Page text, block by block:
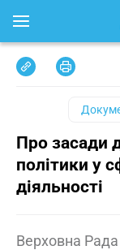
Про засади
політики у
діяльності
Верховна Рада